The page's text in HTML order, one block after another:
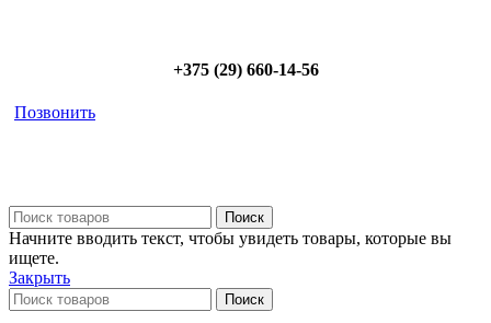
+375 (29) 660-14-56
Позвонить
Поиск
Начните вводить текст, чтобы увидеть товары, которые вы
ищете.
Закрыть
Поиск